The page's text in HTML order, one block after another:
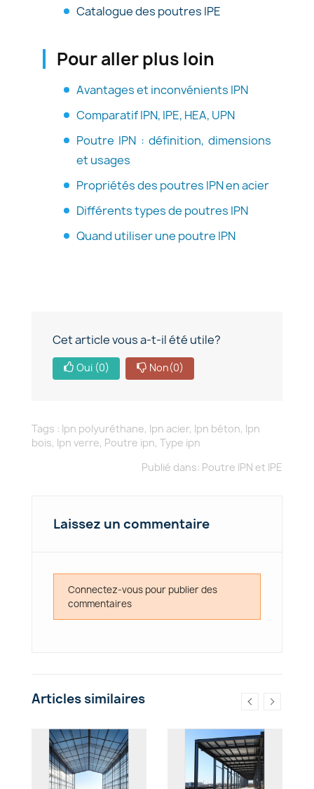
Catalogue des poutres IPE
Pour aller plus loin
Avantages et inconvénients IPN
Comparatif IPN, IPE, HEA, UPN
Poutre IPN : définition, dimensions
et usages
Propriétés des poutres IPN en acier
Différents types de poutres IPN
Quand utiliser une poutre IPN
Cet article vous a-t-il été utile?
Oui (0) Non(0)
Tags : Ipn polyuréthane, Ipn acier, Ipn béton, Ipn
bois, Ipn verre, Poutre ipn, Type ipn
Publié dans: Poutre IPN et IPE
Laissez un commentaire
Connectez-vous pour publier des
commentaires
Articles similaires